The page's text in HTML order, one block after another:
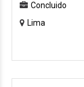
Concluido
Lima